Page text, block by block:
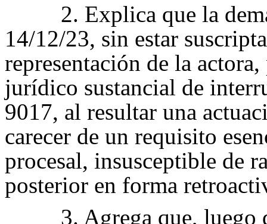
2. Explica que la
14/12/23, sin estar
representación de la
jurídico sustancial de
9017, al resultar una
carecer de un requisito
procesal, insusceptible de
posterior en forma
3. Agrega que,